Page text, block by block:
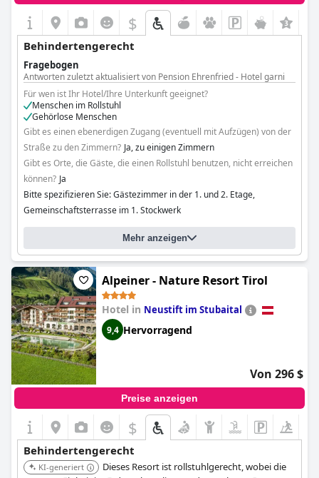
$
Behindertengerecht
Fragebogen
Antworten zuletzt aktualisiert von Pension Ehrenfried - Hotel garni
Für wen ist Ihr Hotel/Ihre Unterkunft geeignet?
Menschen im Rollstuhl
Gehörlose Menschen
Gibt es einen ebenerdigen Zugang (eventuell mit Aufzügen) von der
Straße zu den Zimmern? Ja, zu einigen Zimmern
Gibt es Orte, die Gäste, die einen Rollstuhl benutzen, nicht erreichen
können? Ja
Bitte spezifizieren Sie: Gästezimmer in der 1. und 2. Etage,
Gemeinschaftsterrasse im 1. Stockwerk
Mehr anzeigen
Alpeiner - Nature Resort Tirol
Hotel in Neustift im Stubaital
9,4 Hervorragend
Von 296 $
Preise anzeigen
$
Behindertengerecht
KI-generiert
Dieses Resort ist rollstuhlgerecht, wobei die